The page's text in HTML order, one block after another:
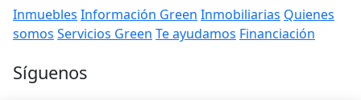
Inmuebles Información Green Inmobiliarias Quienes
somos Servicios Green Te ayudamos Financiación
Síguenos